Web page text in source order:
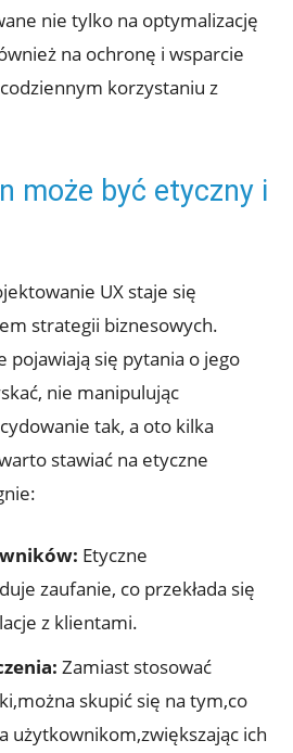
nie tylko na optymalizację
na ochronę i wsparcie
korzystaniu z
może być etyczny i
UX staje się
strategii biznesowych.
pojawiają się pytania o jego
nie manipulując
tak, a oto kilka
stawiać na etyczne
Etyczne
zaufanie, co przekłada się
z klientami.
Zamiast stosować
skupić się na tym,co
użytkownikom,zwiększając ich